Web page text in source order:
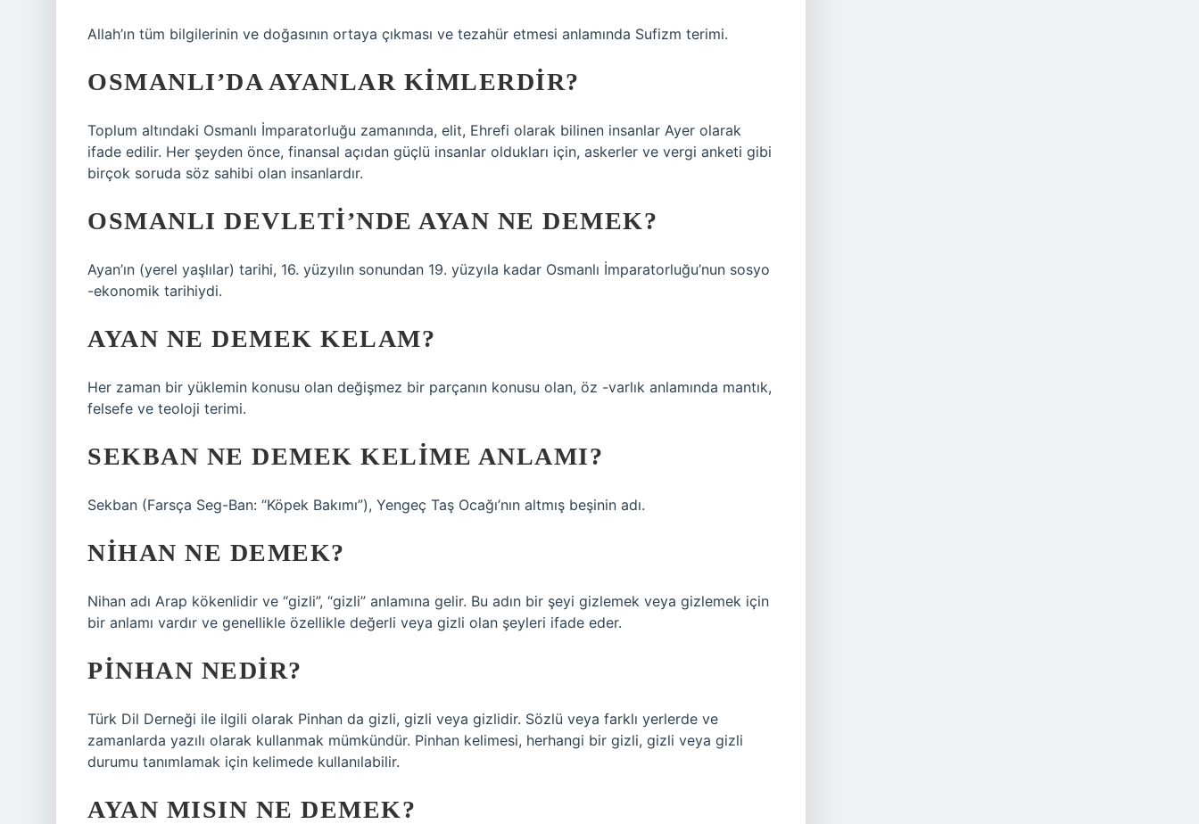
Allah’ın tüm bilgilerinin ve doğasının ortaya çıkması ve tezahür etmesi anlamında Sufizm terimi.
OSMANLI’DA AYANLAR KIMLERDIR?
Toplum altındaki Osmanlı İmparatorluğu zamanında, elit, Ehrefi olarak bilinen insanlar Ayer olarak
ifade edilir. Her şeyden önce, finansal açıdan güçlü insanlar oldukları için, askerler ve vergi anketi gibi
birçok soruda söz sahibi olan insanlardır.
OSMANLI DEVLETI’NDE AYAN NE DEMEK?
Ayan’ın (yerel yaşlılar) tarihi, 16. yüzyılın sonundan 19. yüzyıla kadar Osmanlı İmparatorluğu’nun sosyo
-ekonomik tarihiydi.
AYAN NE DEMEK KELAM?
Her zaman bir yüklemin konusu olan değişmez bir parçanın konusu olan, öz -varlık anlamında mantık,
felsefe ve teoloji terimi.
SEKBAN NE DEMEK KELIME ANLAMI?
Sekban (Farsça Seg-Ban: “Köpek Bakımı”), Yengeç Taş Ocağı’nın altmış beşinin adı.
NIHAN NE DEMEK?
Nihan adı Arap kökenlidir ve “gizli”, “gizli” anlamına gelir. Bu adın bir şeyi gizlemek veya gizlemek için
bir anlamı vardır ve genellikle özellikle değerli veya gizli olan şeyleri ifade eder.
PINHAN NEDIR?
Türk Dil Derneği ile ilgili olarak Pinhan da gizli, gizli veya gizlidir. Sözlü veya farklı yerlerde ve
zamanlarda yazılı olarak kullanmak mümkündür. Pinhan kelimesi, herhangi bir gizli, gizli veya gizli
durumu tanımlamak için kelimede kullanılabilir.
AYAN MISIN NE DEMEK?